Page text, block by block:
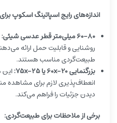
اندازه‌های رایج اسپاتینگ اسکوپ
60-80 میلی‌متر قطر عدسی شیئی:
روشنایی و قابلیت حمل ارائه
طبیعت‌گردی مناسب هستند.
بزرگنمایی 20-60x یا 25-75x:
این
انعطاف‌پذیری لازم برای مشاهده
دیدن جزئیات را فراهم می‌کند.
برخی از ملاحظات برای طبیعت‌گردی: